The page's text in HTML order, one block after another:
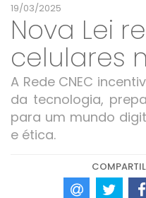
19/03/2025
Nova Lei
celulares
A Rede CNEC
da tecnologia,
para um mundo
e ética.